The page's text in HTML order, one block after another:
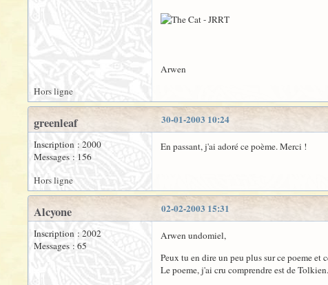
Arwen
Hors ligne
30-01-2003 10:24
greenleaf
Inscription : 2000
Messages : 156
En passant, j'ai adoré ce poème. Merci !
Hors ligne
02-02-2003 15:31
Alcyone
Inscription : 2002
Messages : 65
Arwen undomiel,
Peux tu en dire un peu plus sur ce poeme et
Le poeme, j'ai cru comprendre est de